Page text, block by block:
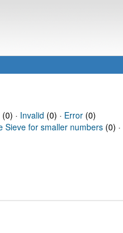
(0) · Invalid (0) · Error(0)
Sieve for smaller numbers (0) ·